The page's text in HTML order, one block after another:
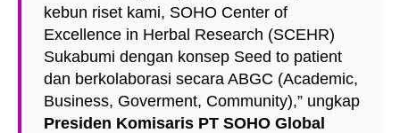
kebun riset kami, SOHO Center of
Excellence in Herbal Research (SCEHR)
Sukabumi dengan konsep Seed to patient
dan berkolaborasi secara ABGC (Academic,
Business, Goverment, Community),” ungkap
Presiden Komisaris PT SOHO Global